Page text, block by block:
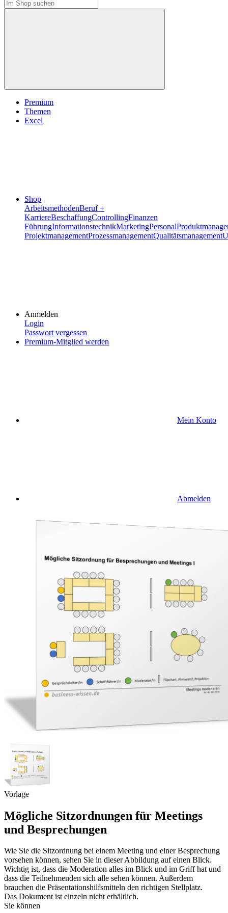
Premium
Themen
Excel
Shop
ArbeitsmethodenBeruf +
KarriereBeschaffungControllingFinanzen
FührungInformationstechnikMarketingPersonal
ProjektmanagementProzessmanagementQualitätsmanagement
Anmelden
Login
Passwort vergessen
Premium-Mitglied werden
Mein Konto
Abmelden
Vorlage
Mögliche Sitzordnungen für Meetings
und Besprechungen
Wie Sie die Sitzordnung bei einem Meeting und einer Besprechung
vorsehen können, sehen Sie in dieser Abbildung auf einen Blick.
Wichtig ist, dass die Moderation alles im Blick und im Griff hat und
dass die Teilnehmenden sich alle sehen können. Außerdem
brauchen die Präsentationshilfsmitteln den richtigen Stellplatz.
Das Dokument ist einzeln nicht erhältlich.
Sie können